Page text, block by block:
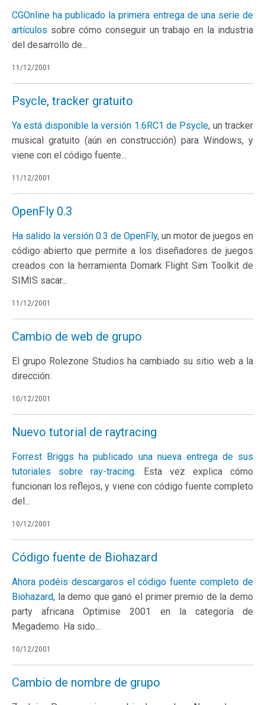
CGOnline ha publicado la primera entrega de una serie de
artículos sobre cómo conseguir un trabajo en la industria
del desarrollo de...
11/12/2001
Psycle, tracker gratuito
Ya está disponible la versión 1.6RC1 de Psycle, un tracker
musical gratuito (aún en construcción) para Windows, y
viene con el código fuente...
11/12/2001
OpenFly 0.3
Ha salido la versión 0.3 de OpenFly, un motor de juegos en
código abierto que permite a los diseñadores de juegos
creados con la herramienta Domark Flight Sim Toolkit de
SIMIS sacar...
11/12/2001
Cambio de web de grupo
El grupo Rolezone Studios ha cambiado su sitio web a la
dirección:
10/12/2001
Nuevo tutorial de raytracing
Forrest Briggs ha publicado una nueva entrega de sus
tutoriales sobre ray-tracing. Esta vez explica cómo
funcionan los reflejos, y viene con código fuente completo
del...
10/12/2001
Código fuente de Biohazard
Ahora podéis descargaros el código fuente completo de
Biohazard, la demo que ganó el primer premio de la demo
party africana Optimise 2001 en la categoría de
Megademo. Ha sido...
10/12/2001
Cambio de nombre de grupo